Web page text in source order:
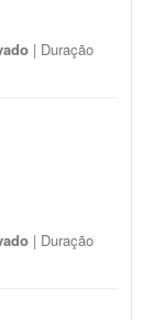
| Duração
| Duração